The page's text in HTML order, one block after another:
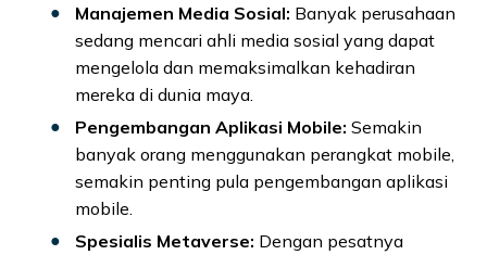
Manajemen Media Sosial: Banyak perusahaan
sedang mencari ahli media sosial yang dapat
mengelola dan memaksimalkan kehadiran
mereka di dunia maya.
Pengembangan Aplikasi Mobile: Semakin
banyak orang menggunakan perangkat mobile,
semakin penting pula pengembangan aplikasi
mobile.
Spesialis Metaverse: Dengan pesatnya